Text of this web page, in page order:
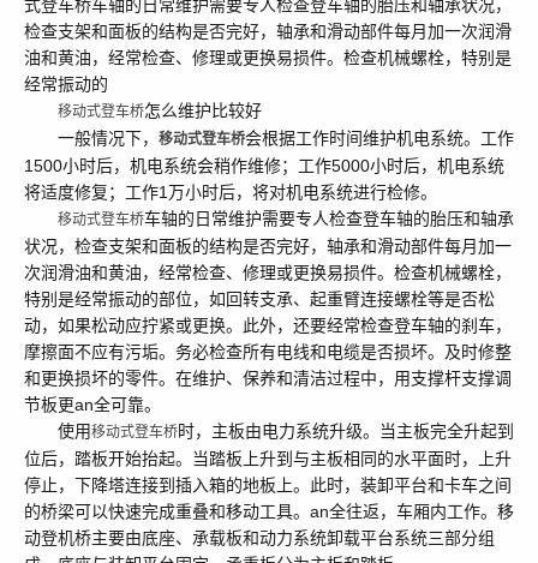
式登车桥车轴的日常维护需要专人检查登车轴的胎压和轴承状况，
检查支架和面板的结构是否完好，轴承和滑动部件每月加一次润滑
油和黄油，经常检查、修理或更换易损件。检查机械螺栓，特别是
经常振动的
移动式登车桥怎么维护比较好
一般情况下， 移动式登车桥会根据工作时间维护机电系统。工作
1500小时后，机电系统会稍作维修；工作5000小时后，机电系统
将适度修复；工作1万小时后，将对机电系统进行检修。
移动式登车桥车轴的日常维护需要专人检查登车轴的胎压和轴承
状况，检查支架和面板的结构是否完好，轴承和滑动部件每月加一
次润滑油和黄油，经常检查、修理或更换易损件。检查机械螺栓，
特别是经常振动的部位，如回转支承、起重臂连接螺栓等是否松
动，如果松动应拧紧或更换。此外，还要经常检查登车轴的刹车，
摩擦面不应有污垢。务必检查所有电线和电缆是否损坏。及时修整
和更换损坏的零件。在维护、保养和清洁过程中，用支撑杆支撑调
节板更an全可靠。
使用移动式登车桥时，主板由电力系统升级。当主板完全升起到
位后，踏板开始抬起。当踏板上升到与主板相同的水平面时，上升
停止，下降塔连接到插入箱的地板上。此时，装卸平台和卡车之间
的桥梁可以快速完成重叠和移动工具。an全往返，车厢内工作。移
动登机桥主要由底座、承载板和动力系统卸载平台系统三部分组